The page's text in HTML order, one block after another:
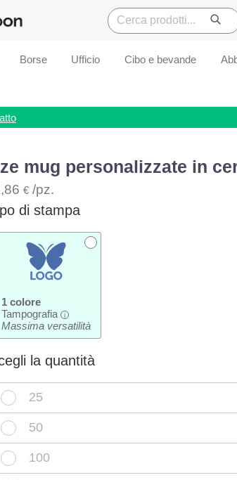
Borse Ufficio Cibo e bevande
mug personalizzate in
€/pz.
di stampa
1 colore
Tampografia
i
Massima versatilità
la quantità
25
50
100